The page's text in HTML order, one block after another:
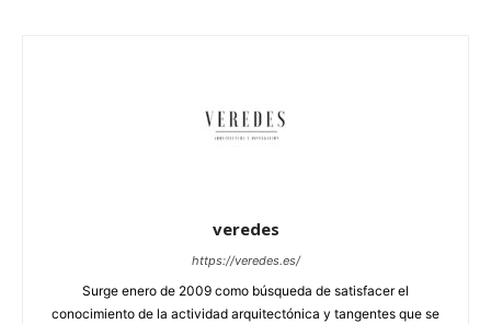
veredes
https://veredes.es/
Surge enero de 2009 como búsqueda de satisfacer el
conocimiento de la actividad arquitectónica y tangentes que se